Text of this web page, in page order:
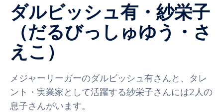
ダルビッシュ有・紗栄子
（だるびっしゅゆう・さ
えこ）
メジャーリーガーのダルビッシュ有さんと、タレ
ント・実業家として活躍する紗栄子さんには2人の
息子さんがいます。